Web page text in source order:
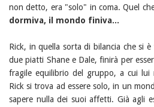
non detto, era "solo" in coma. Quel
dormiva, il mondo finiva...
Rick, in quella sorta di bilancia che si
due piatti Shane e Dale, finirà per
fragile equilibrio del gruppo, a cui lui
Rick si trova ad essere solo, in un
sapere nulla dei suoi affetti. Già agli